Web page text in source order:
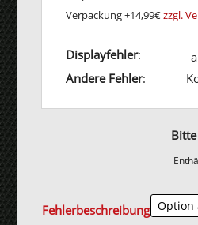
Verpackung +14,99€zzgl.
Displayfehler:
Andere Fehler:
Fehlerbeschreibung